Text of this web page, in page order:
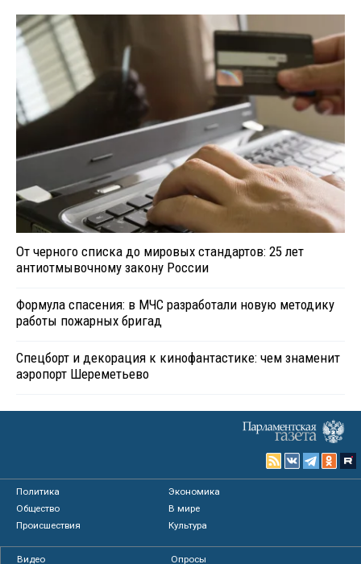
От черного списка до мировых стандартов: 25 лет
антиотмывочному закону России
Формула спасения: в МЧС разработали новую методику
работы пожарных бригад
Спецборт и декорация к кинофантастике: чем знаменит
аэропорт Шереметьево
Политика
Экономика
Общество
В мире
Происшествия
Культура
Видео
Опросы